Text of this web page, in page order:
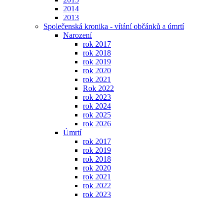
2014
2013
Společenská kronika - vítání občánků a úmrtí
Narození
rok 2017
rok 2018
rok 2019
rok 2020
rok 2021
Rok 2022
rok 2023
rok 2024
rok 2025
rok 2026
Úmrtí
rok 2017
rok 2019
rok 2018
rok 2020
rok 2021
rok 2022
rok 2023